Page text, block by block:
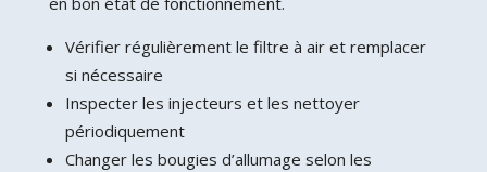
Vérifier régulièrement le filtre à air et remplacer
si nécessaire
Inspecter les injecteurs et les nettoyer
périodiquement
Changer les bougies d’allumage selon les